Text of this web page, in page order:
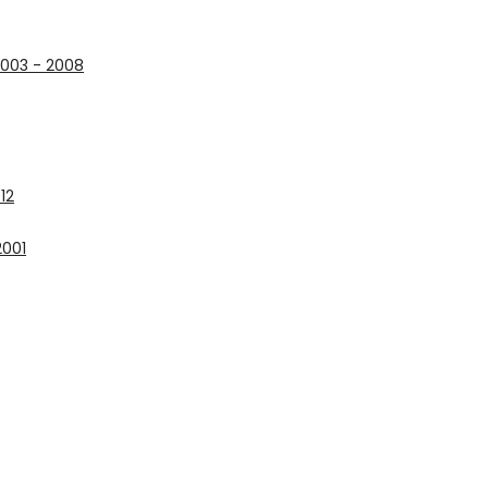
- 2008